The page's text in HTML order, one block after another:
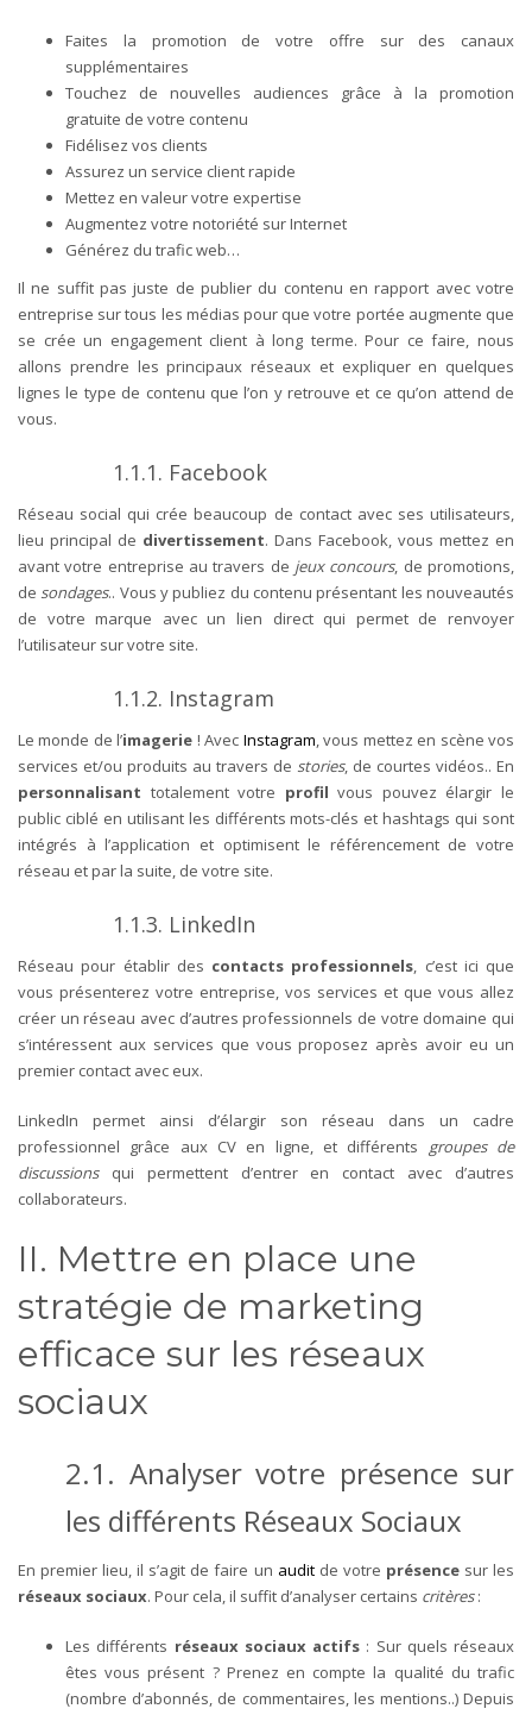
Faites la promotion de votre offre sur des canaux
supplémentaires
Touchez de nouvelles audiences grâce à la promotion
gratuite de votre contenu
Fidélisez vos clients
Assurez un service client rapide
Mettez en valeur votre expertise
Augmentez votre notoriété sur Internet
Générez du trafic web…
Il ne suffit pas juste de publier du contenu en rapport avec votre
entreprise sur tous les médias pour que votre portée augmente que
se crée un engagement client à long terme.Pour ce faire, nous
allons prendre les principaux réseaux et expliquer en quelques
lignes le type de contenu que l’on y retrouve et ce qu’on attend de
vous.
1.1.1. Facebook
Réseau social qui crée beaucoup de contact avec ses utilisateurs,
lieu principal de divertissement. Dans Facebook, vous mettez en
avant votre entreprise au travers de jeux concours, de promotions,
de sondages.. Vous y publiez du contenu présentant les nouveautés
de votre marque avec un lien direct qui permet de renvoyer
l’utilisateur sur votre site.
1.1.2. Instagram
Le monde de l’imagerie !Avec Instagram , vous mettez en scène vos
services et/ou produits au travers de stories, de courtes vidéos.. En
personnalisant totalement votre profilvous pouvez élargir le
public ciblé en utilisant les différents mots-clés et hashtags qui sont
intégrés à l’application et optimisent le référencement de votre
réseau et par la suite, de votre site.
1.1.3. LinkedIn
Réseau pour établir des contacts professionnels , c’est ici que
vous présenterez votre entreprise, vos services et que vous allez
créer un réseau avec d’autres professionnels de votre domaine qui
s’intéressent aux services que vous proposez après avoir eu un
premier contact avec eux.
LinkedIn permet ainsi d’élargir son réseau dans un cadre
professionnel grâce aux CV en ligne, et différents groupes de
discussionsqui permettent d’entrer en contact avec d’autres
collaborateurs.
II. Mettre en place une
stratégie de marketing
efficace sur les réseaux
sociaux
2.1. Analyser votre présence sur
les différents Réseaux Sociaux
En premier lieu, il s’agit de faire un auditde votre présence sur les
réseaux sociaux. Pour cela, il suffit d’analyser certains critères:
Les différents réseaux sociaux actifs : Sur quels réseaux
êtes vous présent ? Prenez en compte la qualité du trafic
(nombre d’abonnés, de commentaires, les mentions..) Depuis